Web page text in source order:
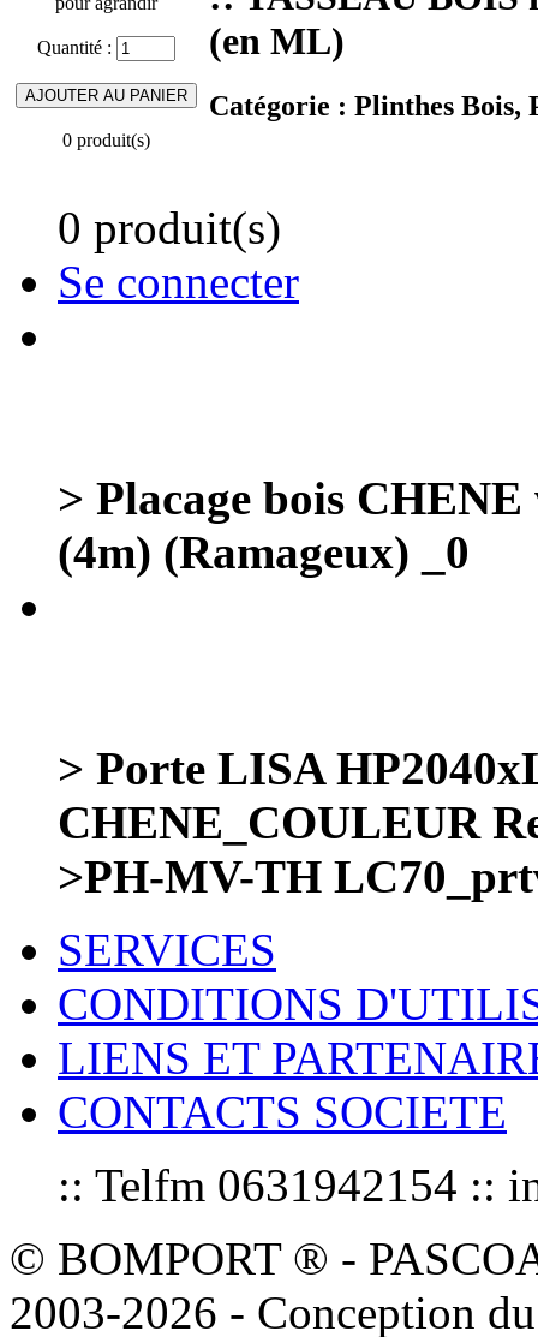
Quantité :
0 produit(s)
(en ML)
Catégorie : Plinthes Bois,
0 produit(s)
Se connecter
> Placage bois
(4m) (Ramageux) _0
> Porte LISA
CHENE_COULEUR
>PH-MV-TH
SERVICES
CONDITIONS
LIENS ET
CONTACTS SOCIETE
:: Telfm 0631942154 ::
© BOMPORT ® -
2003-2026 - Conception